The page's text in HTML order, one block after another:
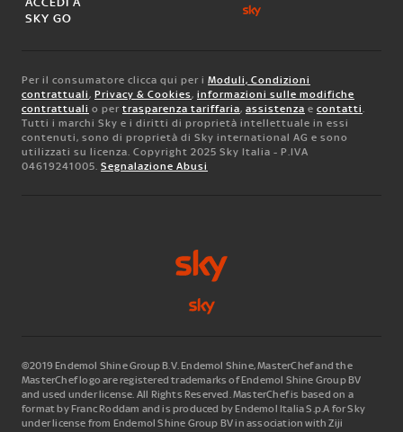
SKY GO
Per il consumatore clicca qui per i Moduli, Condizioni
contrattuali, Privacy & Cookies, informazioni sulle modifiche
contrattuali o per trasparenza tariffaria, assistenza e contatti.
Tutti i marchi Sky e i diritti di proprietà intellettuale in essi
contenuti, sono di proprietà di Sky international AG e sono
utilizzati su licenza. Copyright 2025 Sky Italia - P.IVA
04619241005. Segnalazione Abusi
©2019 Endemol Shine Group B.V. Endemol Shine, MasterChef and the
MasterChef logo are registered trademarks of Endemol Shine Group BV
and used under license. All Rights Reserved. MasterChef is based on a
format by Franc Roddam and is produced by Endemol Italia S.p.A for Sky
under license from Endemol Shine Group BV in association with Ziji